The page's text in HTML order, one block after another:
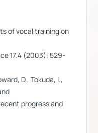
of vocal training on
17.4 (2003): 529-
D., Tokuda, I.,
progress and